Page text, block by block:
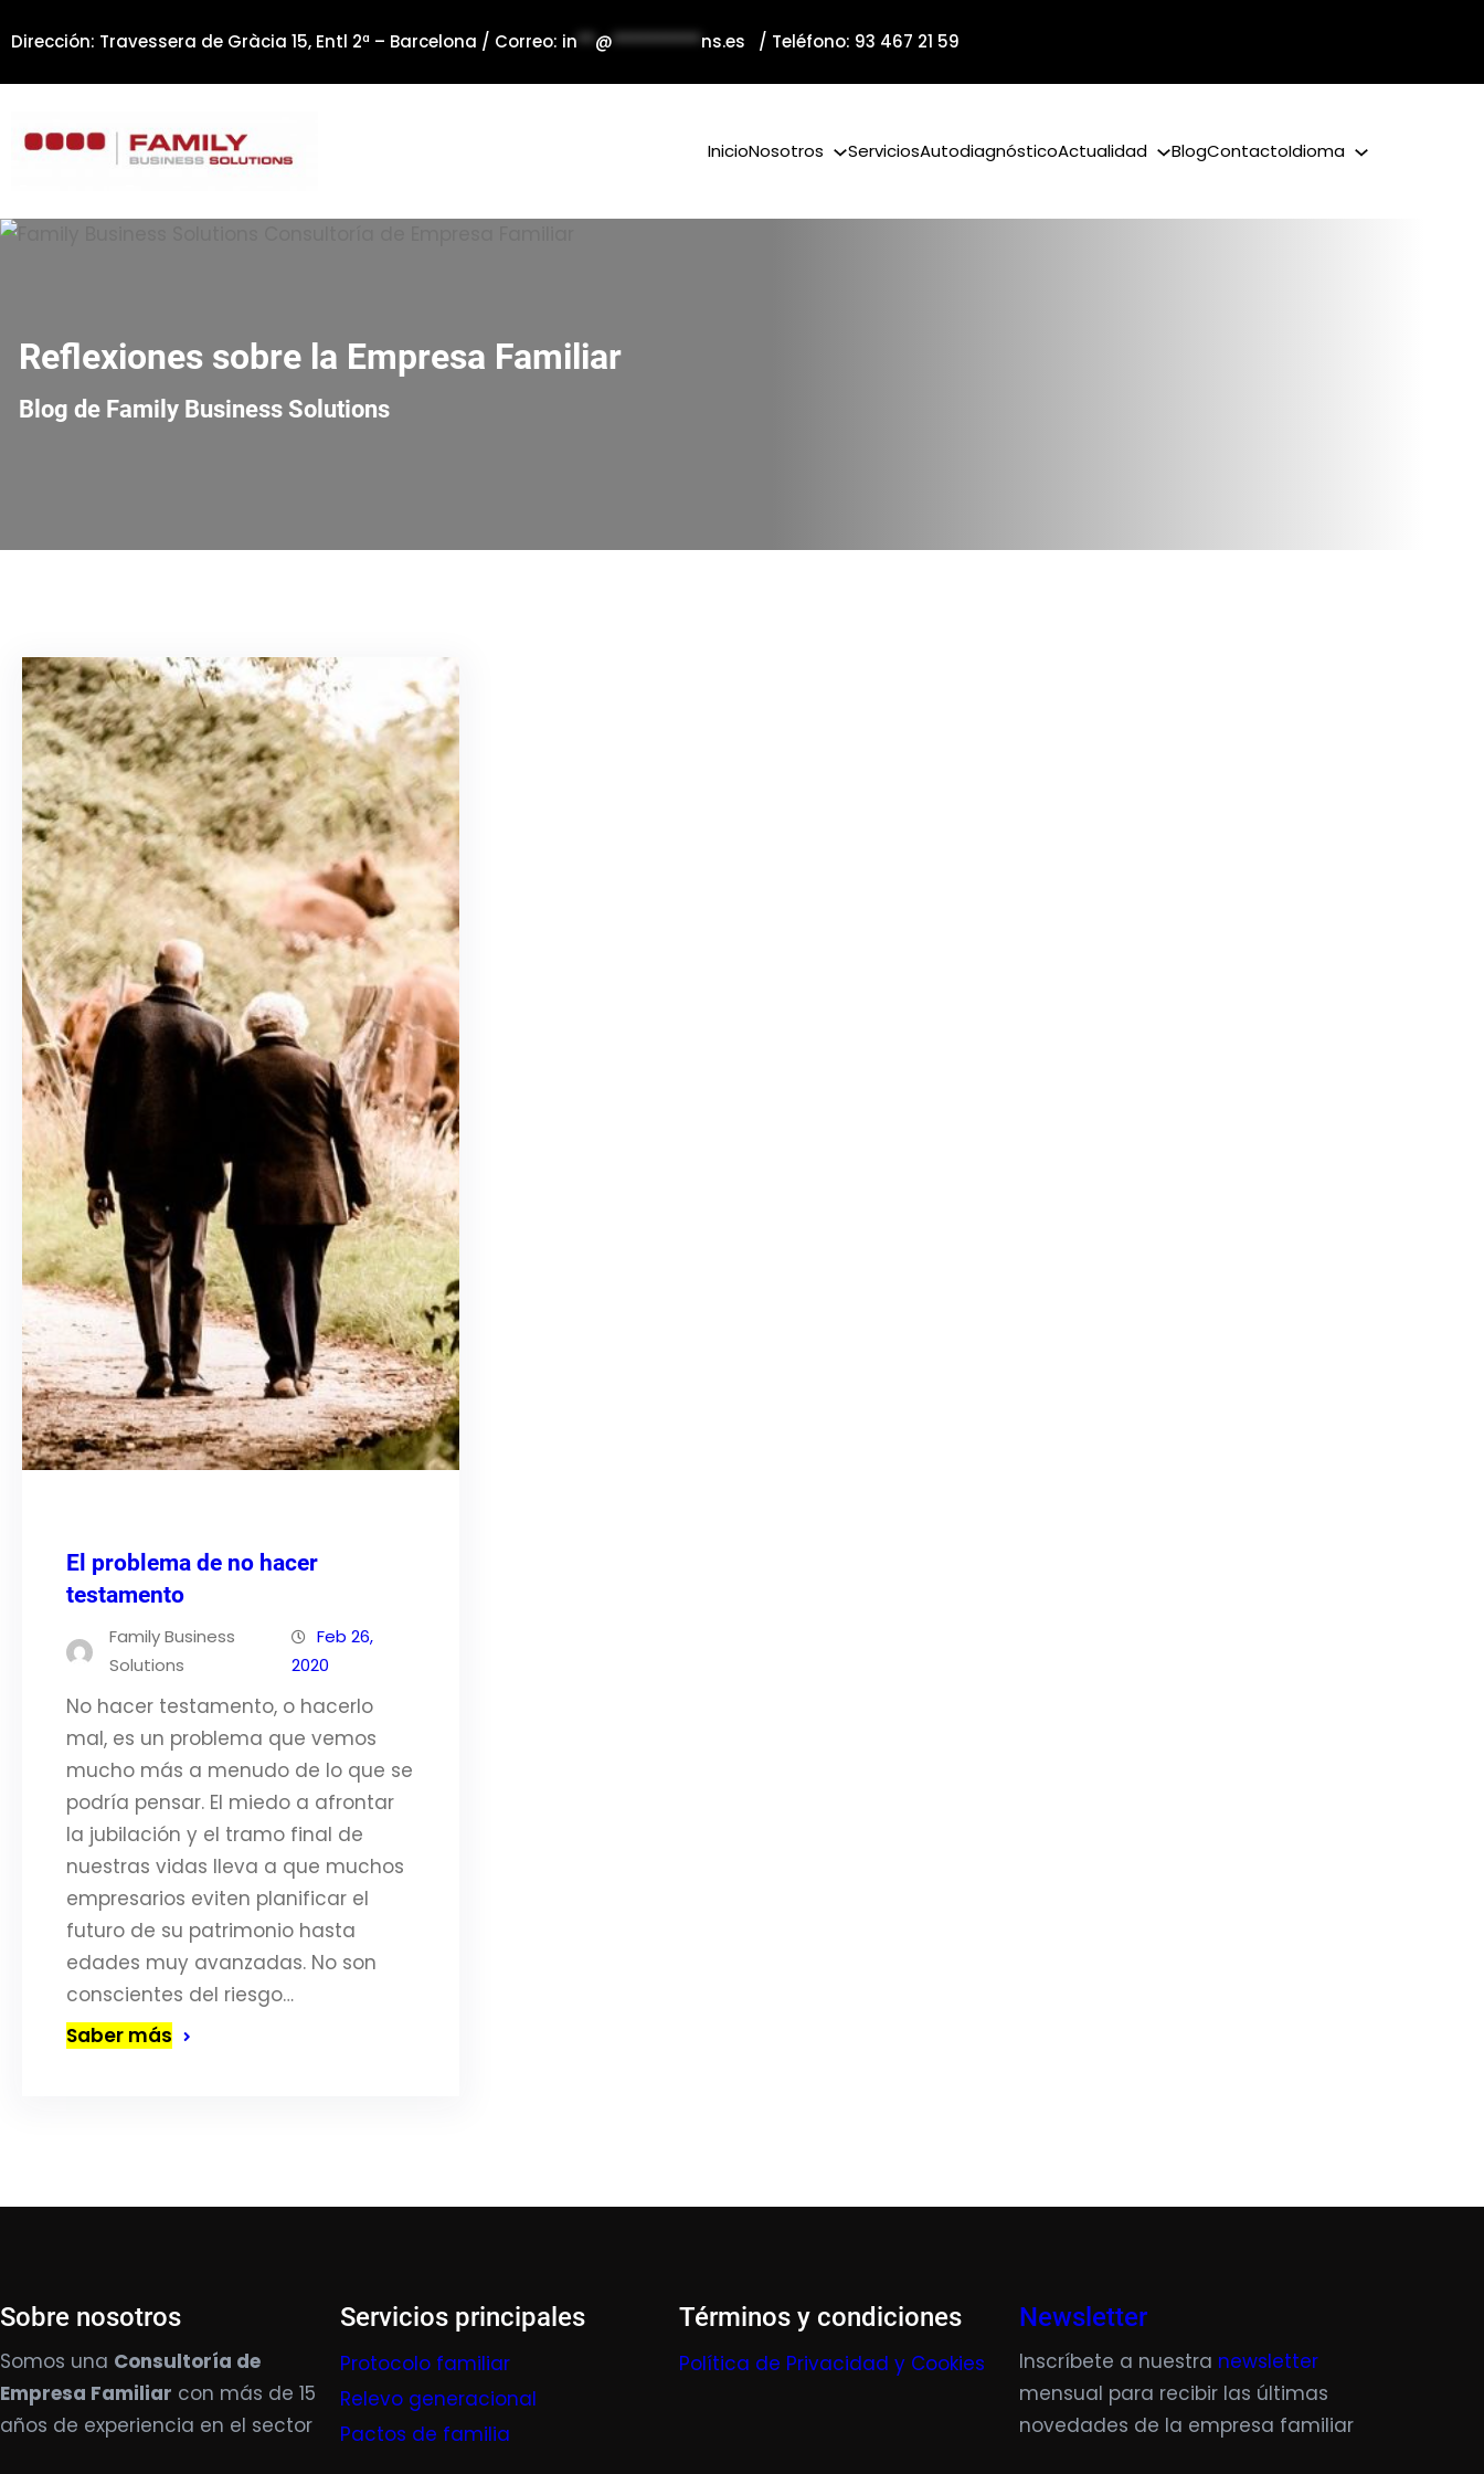
al
contenido
Dirección: Travessera de Gràcia 15, Entl 2ª – Barcelona / Correo: in**@**********ns.es / Teléfono: 93 467 21 59
InicioNosotros ServiciosAutodiagnósticoActualidad BlogContactoIdioma
Reflexiones sobre la Empresa Familiar
Blog de Family Business Solutions
El problema de no hacer
testamento
Family Business
Solutions
Feb 26,
2020
No hacer testamento, o hacerlo
mal, es un problema que vemos
mucho más a menudo de lo que se
podría pensar. El miedo a afrontar
la jubilación y el tramo final de
nuestras vidas lleva a que muchos
empresarios eviten planificar el
futuro de su patrimonio hasta
edades muy avanzadas. No son
conscientes del riesgo…
Saber más
Sobre nosotros
Somos una Consultoría de
Empresa Familiar con más de 15
años de experiencia en el sector
Servicios principales
Protocolo familiar
Relevo generacional
Pactos de familia
Términos y condiciones
Política de Privacidad y Cookies
Newsletter
Inscríbete a nuestra newsletter
mensual para recibir las últimas
novedades de la empresa familiar